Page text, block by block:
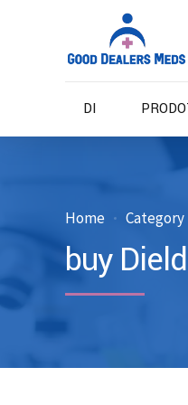
DI
Home Category
buy